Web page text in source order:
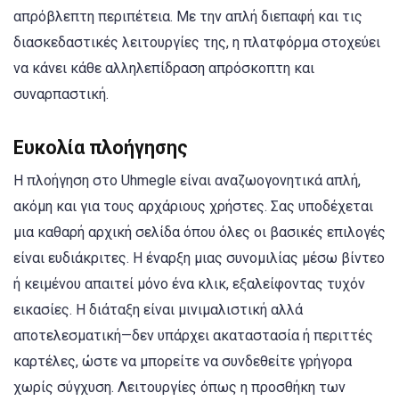
απρόβλεπτη περιπέτεια. Με την απλή διεπαφή και τις
διασκεδαστικές λειτουργίες της, η πλατφόρμα στοχεύει
να κάνει κάθε αλληλεπίδραση απρόσκοπτη και
συναρπαστική.
Ευκολία πλοήγησης
Η πλοήγηση στο Uhmegle είναι αναζωογονητικά απλή,
ακόμη και για τους αρχάριους χρήστες. Σας υποδέχεται
μια καθαρή αρχική σελίδα όπου όλες οι βασικές επιλογές
είναι ευδιάκριτες. Η έναρξη μιας συνομιλίας μέσω βίντεο
ή κειμένου απαιτεί μόνο ένα κλικ, εξαλείφοντας τυχόν
εικασίες. Η διάταξη είναι μινιμαλιστική αλλά
αποτελεσματική—δεν υπάρχει ακαταστασία ή περιττές
καρτέλες, ώστε να μπορείτε να συνδεθείτε γρήγορα
χωρίς σύγχυση. Λειτουργίες όπως η προσθήκη των